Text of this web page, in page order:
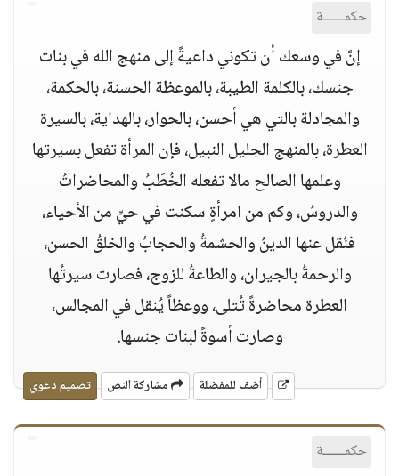
حكمــــــة
إنَّ في وسعك أن تكوني داعيةً إلى منهج الله في بنات
جنسك، بالكلمة الطيبة، بالموعظة الحسنة، بالحكمة،
والمجادلة بالتي هي أحسن، بالحوار، بالهداية، بالسيرة
العطرة، بالمنهج الجليل النبيل، فإن المرأة تفعل بسيرتها
وعلمها الصالح مالا تفعله الخُطَبُ والمحاضراتُ
والدروسُ، وكم من امرأةٍ سكنت في حيٍّ من الأحياء،
فنُقل عنها الدينُ والحشمةُ والحجابُ والخلقُ الحسن،
والرحمةُ بالجيران، والطاعةُ للزوج، فصارت سيرتُها
العطرة محاضرةً تُتلى، ووعظاً يُنقل في المجالس،
وصارت أسوةً لبنات جنسها.
أضف للمفضلة مشاركة النص تصميم دعوي
حكمــــــة